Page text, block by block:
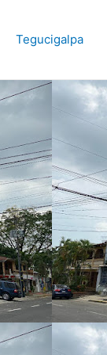
Tegucigalpa